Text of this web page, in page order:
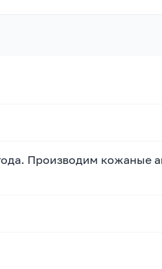
Производим кожаные